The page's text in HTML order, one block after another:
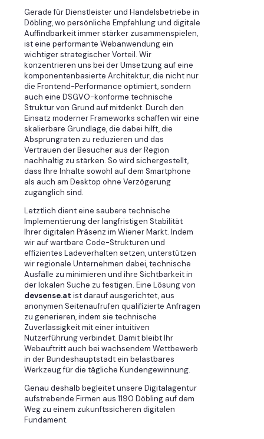
Gerade für Dienstleister und Handelsbetriebe in
Döbling, wo persönliche Empfehlung und digitale
Auffindbarkeit immer stärker zusammenspielen,
ist eine performante Webanwendung ein
wichtiger strategischer Vorteil. Wir
konzentrieren uns bei der Umsetzung auf eine
komponentenbasierte Architektur, die nicht nur
die Frontend-Performance optimiert, sondern
auch eine DSGVO-konforme technische
Struktur von Grund auf mitdenkt. Durch den
Einsatz moderner Frameworks schaffen wir eine
skalierbare Grundlage, die dabei hilft, die
Absprungraten zu reduzieren und das
Vertrauen der Besucher aus der Region
nachhaltig zu stärken. So wird sichergestellt,
dass Ihre Inhalte sowohl auf dem Smartphone
als auch am Desktop ohne Verzögerung
zugänglich sind.
Letztlich dient eine saubere technische
Implementierung der langfristigen Stabilität
Ihrer digitalen Präsenz im Wiener Markt. Indem
wir auf wartbare Code-Strukturen und
effizientes Ladeverhalten setzen, unterstützen
wir regionale Unternehmen dabei, technische
Ausfälle zu minimieren und ihre Sichtbarkeit in
der lokalen Suche zu festigen. Eine Lösung von
devsense.at ist darauf ausgerichtet, aus
anonymen Seitenaufrufen qualifizierte Anfragen
zu generieren, indem sie technische
Zuverlässigkeit mit einer intuitiven
Nutzerführung verbindet. Damit bleibt Ihr
Webauftritt auch bei wachsendem Wettbewerb
in der Bundeshauptstadt ein belastbares
Werkzeug für die tägliche Kundengewinnung.
Genau deshalb begleitet unsere Digitalagentur
aufstrebende Firmen aus 1190 Döbling auf dem
Weg zu einem zukunftssicheren digitalen
Fundament.